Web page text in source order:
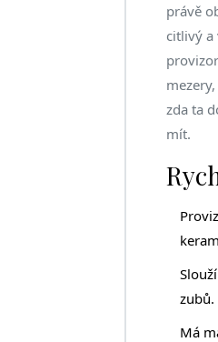
právě
citlivý a
zda ta
mít.
zubů.
Má